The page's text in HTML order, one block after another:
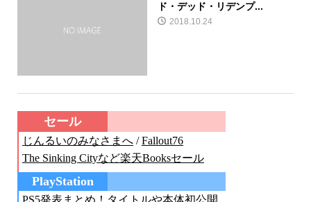
ド・デッド・リデンプ...
2018.10.24